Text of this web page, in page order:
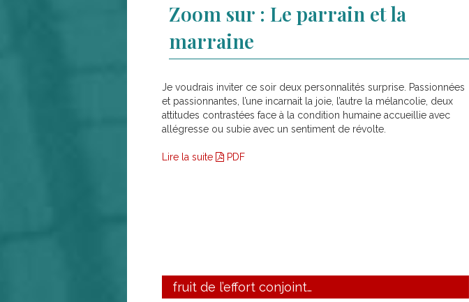
Zoom sur : Le parrain et la
marraine
Je voudrais inviter ce soir deux personnalités surprise. Passionnées
et passionnantes, l’une incarnait la joie, l’autre la mélancolie, deux
attitudes contrastées face à la condition humaine accueillie avec
allégresse ou subie avec un sentiment de révolte.
Lire la suite PDF
fruit de l’effort conjoint…